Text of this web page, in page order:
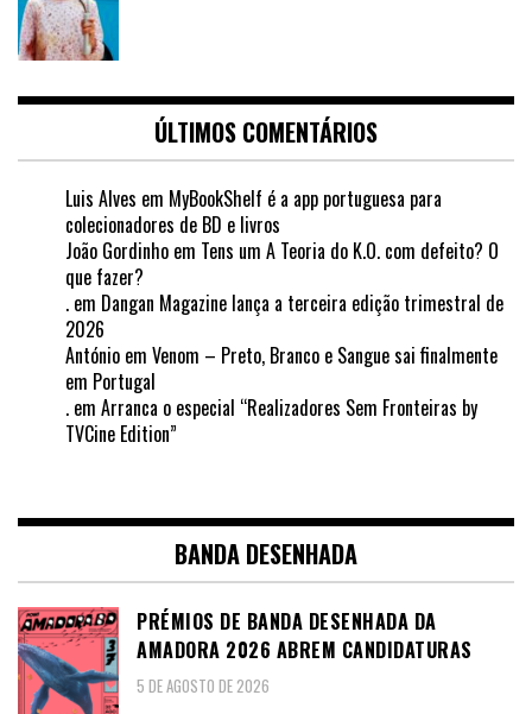
ÚLTIMOS COMENTÁRIOS
Luis Alves em MyBookShelf é a app portuguesa para
colecionadores de BD e livros
João Gordinho em Tens um A Teoria do K.O. com defeito? O
que fazer?
. em Dangan Magazine lança a terceira edição trimestral de
2026
António em Venom – Preto, Branco e Sangue sai finalmente
em Portugal
. em Arranca o especial “Realizadores Sem Fronteiras by
TVCine Edition”
BANDA DESENHADA
PRÉMIOS DE BANDA DESENHADA DA
AMADORA 2026 ABREM CANDIDATURAS
5 DE AGOSTO DE 2026